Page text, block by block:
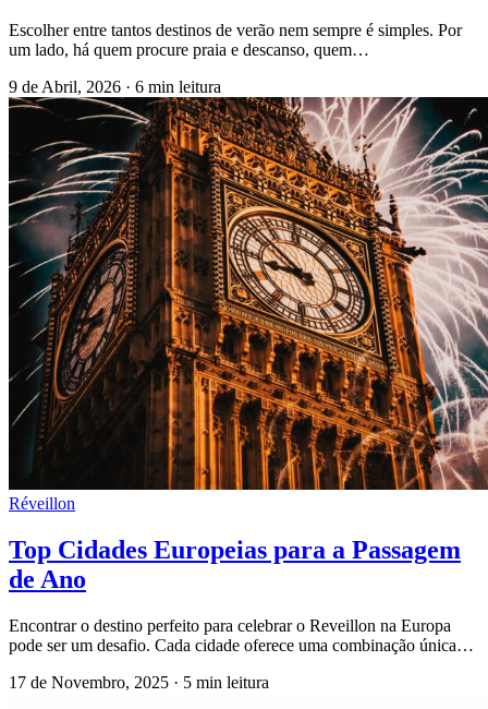
Escolher entre tantos destinos de verão nem sempre é simples. Por
um lado, há quem procure praia e descanso, quem…
9 de Abril, 2026 · 6 min leitura
Réveillon
Top Cidades Europeias para a Passagem
de Ano
Encontrar o destino perfeito para celebrar o Reveillon na Europa
pode ser um desafio. Cada cidade oferece uma combinação única…
17 de Novembro, 2025 · 5 min leitura